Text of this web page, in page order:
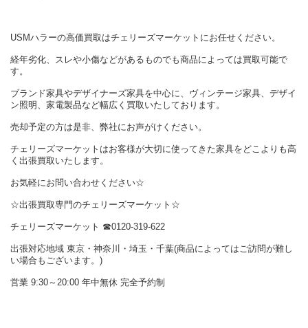
USMハラーの高価買取はチェリーズマーケットにお任せください。
経年劣化、スレや小傷などがあるものでも商品によっては買取可能で
す。
ブランド家具やデザイナーズ家具を中心に、ヴィンテージ家具、デザイ
ン照明、家電製品など幅広く買取いたしております。
売却予定の方は是非、弊社にお声がけください。
チェリーズマーケットはお客様が大切に使ってきた家具をどこよりも高
く出張買取いたします。
お気軽にお問い合わせください☆
☆出張買取専門のチェリーズマーケット☆
チェリーズマーケット ☎︎0120-319-622
出張対応地域 東京・神奈川・埼玉・千葉(商品によってはご訪問が難し
い場合もございます。)
営業 9:30～20:00 年中無休 完全予約制